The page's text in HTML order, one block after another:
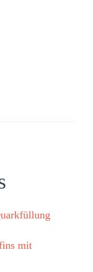
mit